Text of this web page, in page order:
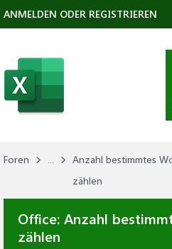
Foren ...
Anzahl bestimmtes
zählen
Office: Anzahl
zählen
ANMELDEN ODER REGISTRIEREN